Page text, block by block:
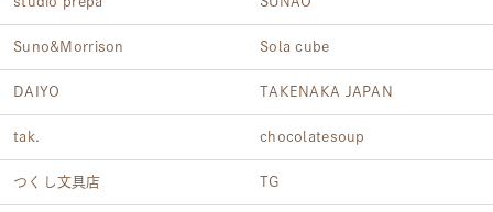
Suno&Morrison Sola cube
DAIYO TAKENAKA JAPAN
tak. chocolatesoup
つくし文具店 TG